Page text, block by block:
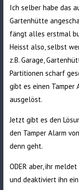
Ich selber habe das
Gartenhütte
fängt alles erstmal
Heisst also, selbst
z.B. Garage,
Partitionen scharf
gibt es einen Tamper
ausgelöst.
Jetzt gibt es den
den Tamper Alarm
denn geht.
ODER aber, ihr
und deaktiviert ihn